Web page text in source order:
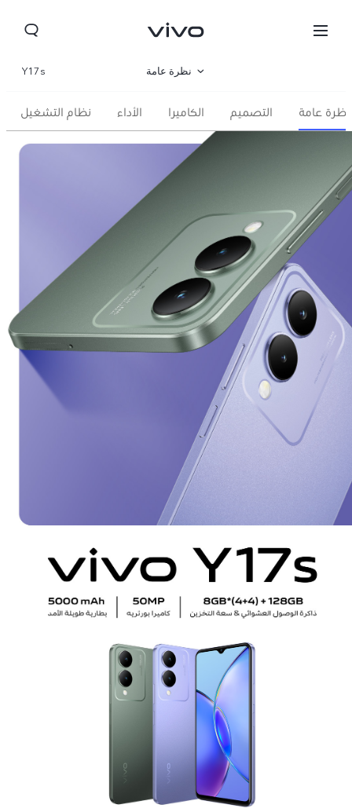
Y17s نظرة عامة
صالة العرض
مواصفات المنتج
نظرة عامة التصميم الكاميرا الأداء نظام التشغيل